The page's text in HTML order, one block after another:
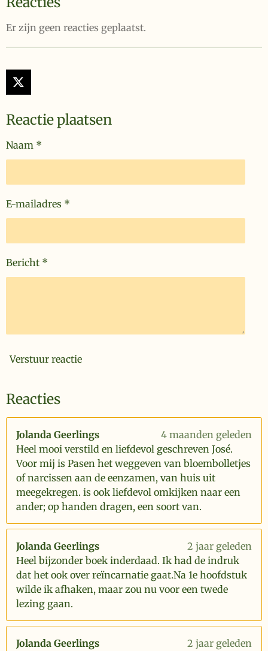
Er zijn geen reacties geplaatst.
X
Reactie plaatsen
Naam *
E-mailadres *
Bericht *
Verstuur reactie
Reacties
Jolanda Geerlings
4 maanden geleden
Heel mooi verstild en liefdevol geschreven José.
Voor mij is Pasen het weggeven van bloembolletjes
of narcissen aan de eenzamen, van huis uit
meegekregen. is ook liefdevol omkijken naar een
ander; op handen dragen, een soort van.
Jolanda Geerlings
2 jaar geleden
Heel bijzonder boek inderdaad. Ik had de indruk
dat het ook over reïncarnatie gaat.Na 1e hoofdstuk
wilde ik afhaken, maar zou nu voor een twede
lezing gaan.
Jolanda Geerlings 2 jaar geleden